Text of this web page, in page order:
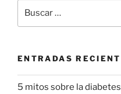
por:
ENTRADAS
5 mitos sobre la